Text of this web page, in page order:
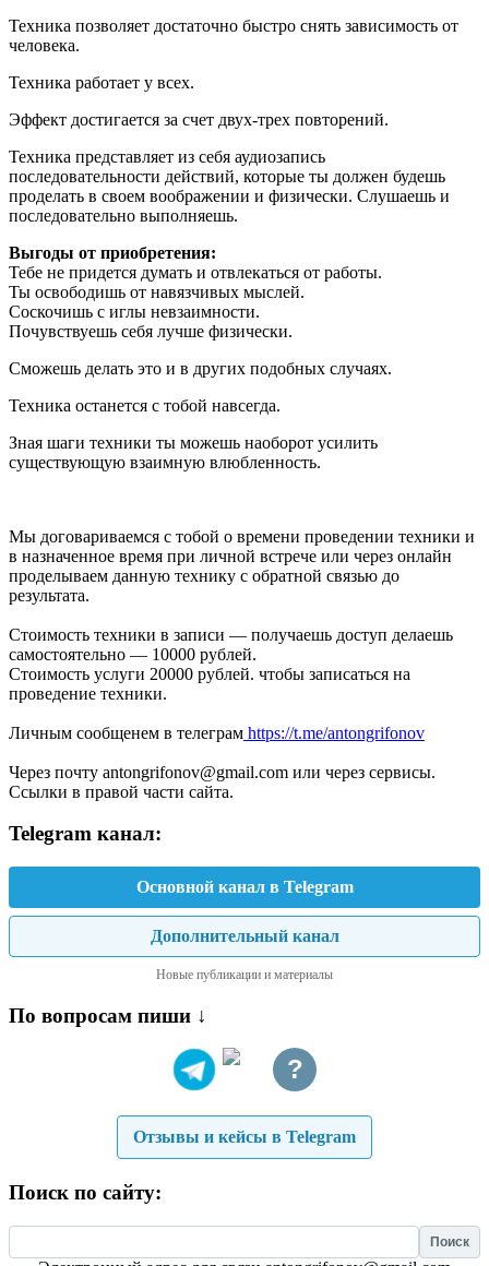
Техника позволяет достаточно быстро снять зависимость от
человека.
Техника работает у всех.
Эффект достигается за счет двух-трех повторений.
Техника представляет из себя аудиозапись
последовательности действий, которые ты должен будешь
проделать в своем воображении и физически. Слушаешь и
последовательно выполняешь.
Выгоды от приобретения:
Тебе не придется думать и отвлекаться от работы.
Ты освободишь от навязчивых мыслей.
Соскочишь с иглы невзаимности.
Почувствуешь себя лучше физически.
Сможешь делать это и в других подобных случаях.
Техника останется с тобой навсегда.
Зная шаги техники ты можешь наоборот усилить
существующую взаимную влюбленность.
Мы договариваемся с тобой о времени проведении техники и
в назначенное время при личной встрече или через онлайн
проделываем данную технику с обратной связью до
результата.
Стоимость техники в записи — получаешь доступ делаешь
самостоятельно — 10000 рублей.
Стоимость услуги 20000 рублей. чтобы записаться на
проведение техники.
Личным сообщенем в телеграм https://t.me/antongrifonov
Через почту antongrifonov@gmail.com или через сервисы.
Ссылки в правой части сайта.
Telegram канал:
Основной канал в Telegram
Дополнительный канал
Новые публикации и материалы
По вопросам пиши ↓
?
Отзывы и кейсы в Telegram
Поиск по сайту: